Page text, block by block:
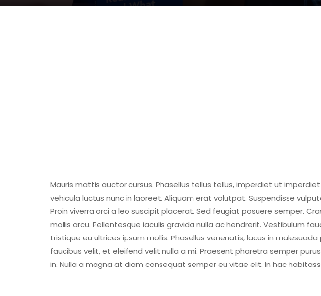
Mauris mattis auctor cursus. Phasellus tellus tellus, imperdiet ut
vehicula luctus nunc in laoreet. Aliquam erat volutpat. Suspendisse
Proin viverra orci a leo suscipit placerat. Sed feugiat posuere semper.
mollis arcu. Pellentesque iaculis gravida nulla ac hendrerit. Vestibulum
tristique eu ultrices ipsum mollis. Phasellus venenatis, lacus in
faucibus velit, et eleifend velit nulla a mi. Praesent pharetra semper
in. Nulla a magna at diam consequat semper eu vitae elit. In hac